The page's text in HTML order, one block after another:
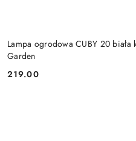
Lampa ogrodowa CUBY 20 biała
Garden
Cena:
219.00